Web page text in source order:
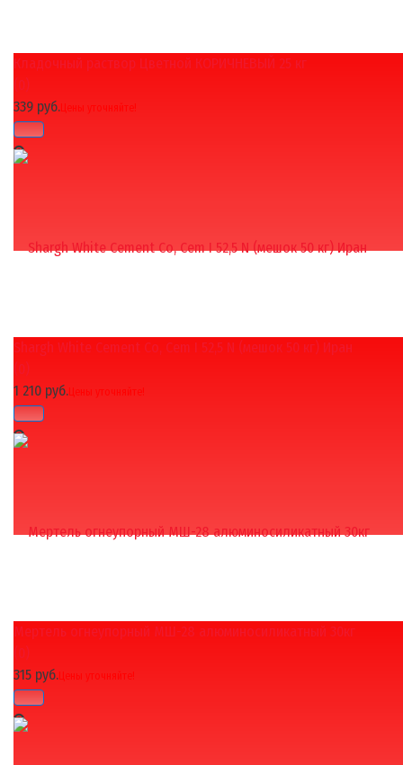
избранное сравнить
избранное сравнить
Кладочный раствор Цветной КОРИЧНЕВЫЙ 25 кг
(0)
339 руб.Цены уточняйте!
избранное сравнить
Shargh White Cement Co, Cem I 52,5 N (мешок 50 кг) Иран
(0)
1 210 руб.Цены уточняйте!
Мертель огнеупорный МШ-28 алюминосиликатный 30кг
(0)
315 руб.Цены уточняйте!